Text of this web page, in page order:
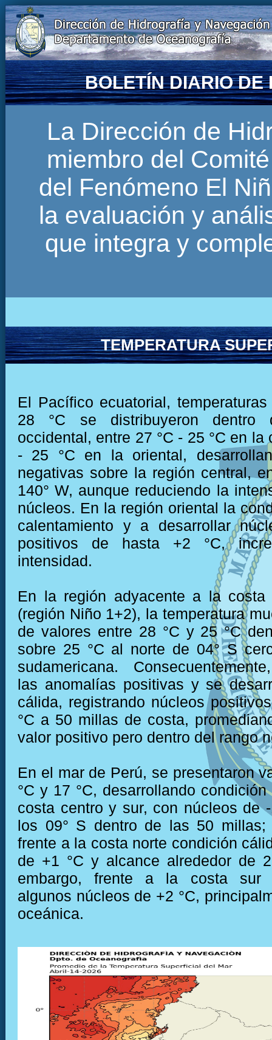
BOLETÍN DIARIO DE
La Dirección de
miembro del
del Fenómeno El
la evaluación y
que integra y
TEMPERATURA
El Pacífico ecuatorial,
28 °C se distribuyeron dentro
occidental, entre 27 °C - 25 °C en la
- 25 °C en la oriental,
negativas sobre la región central,
140° W, aunque reduciendo la
núcleos. En la región oriental la
calentamiento y a desarrollar
positivos de hasta +2 °C,
intensidad.
En la región adyacente a la costa
(región Niño 1+2), la temperatura
de valores entre 28 °C y 25 °C
sobre 25 °C al norte de 04° S
sudamericana.
las anomalías positivas y se
cálida, registrando núcleos
°C a 50 millas de costa,
valor positivo pero dentro del rango
En el mar de Perú, se presentaron
°C y 17 °C, desarrollando
costa centro y sur, con núcleos de
los 09° S dentro de las 50 millas;
frente a la costa norte condición
de +1 °C y alcance alrededor de
embargo, frente a la costa sur
algunos núcleos de +2 °C,
oceánica.